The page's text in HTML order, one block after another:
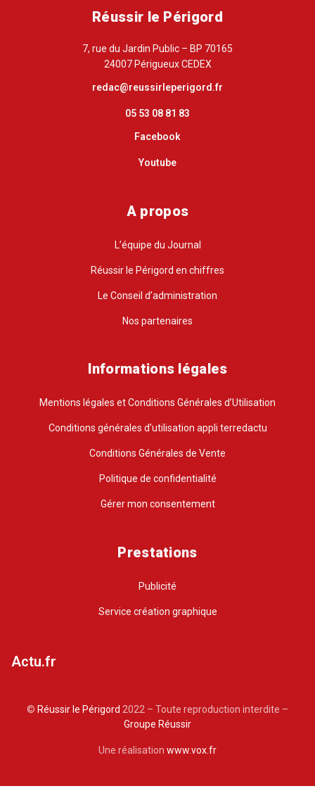
Réussir le Périgord
7, rue du Jardin Public – BP 70165
24007 Périgueux CEDEX
redac@reussirleperigord.fr
05 53 08 81 83
Facebook
Youtube
A propos
L’équipe du Journal
Réussir le Périgord en chiffres
Le Conseil d’administration
Nos partenaires
Informations légales
Mentions légales et Conditions Générales d’Utilisation
Conditions générales d’utilisation appli terredactu
Conditions Générales de Vente
Politique de confidentialité
Gérer mon consentement
Prestations
Publicité
Service création graphique
Actu.fr
© Réussir le Périgord 2022 – Toute reproduction interdite –
Groupe Réussir
Une réalisation www.vox.fr